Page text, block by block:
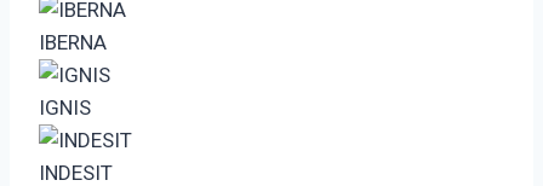
IBERNA
IGNIS
INDESIT